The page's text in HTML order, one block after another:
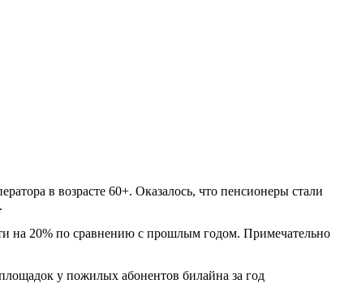
в возрасте 60+. Оказалось, что пенсионеры стали
на 20% по сравнению с прошлым годом. Примечательно
у пожилых абонентов билайна за год